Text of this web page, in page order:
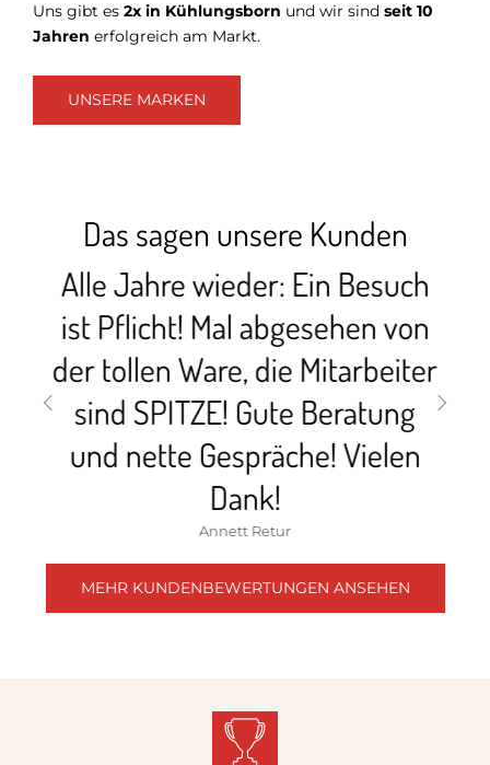
Uns gibt es 2x in Kühlungsborn und wir sind seit 10
Jahren erfolgreich am Markt.
UNSERE MARKEN
Das sagen unsere Kunden
Alle Jahre wieder: Ein Besuch
ist Pflicht! Mal abgesehen von
der tollen Ware, die Mitarbeiter
sind SPITZE! Gute Beratung
und nette Gespräche! Vielen
Dank!
Annett Retur
MEHR KUNDENBEWERTUNGEN ANSEHEN